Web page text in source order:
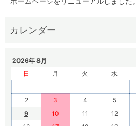
2026年 8月
日
月 火 水
2
3 4 5
9
10 11 12